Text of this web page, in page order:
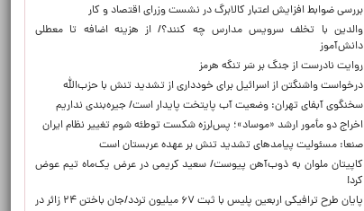
بررسی ضوابط افزایش اعتبار کالابرگ در نشست وزرای اقتصاد و کار
والدین با تخلف سرویس مدارس چه کنند؟/ از هزینه اضافه تا معطلی
دانش‌آموز
روایت نادرست از جنگ بر سَر تنگه هرمز
درخواست واشنگتن از اسرائیل برای خودداری از تشدید تنش با حزب‌الله
سخنگوی آبفای تهران: وضعیت آب پایتخت پایدار است/ جیره‌بندی نداریم
اخراج دو مأمور ارشد «موساد»؛ پس‌لرزه شکست توطئه شوم تغییر نظام ایران
صنعا: مسئولیت پیامدهای تشدید تنش بر عهده عربستان است
کاپیتان ملوان به ذوب‌آهن پیوست/ سعید کریمی در عرض یک‌ماه تیم عوض
کرد!
پایان طرح ترافیکی اربعین پلیس با ثبت ۶۷ میلیون تردد/جان باختن ۲۴ زائر در